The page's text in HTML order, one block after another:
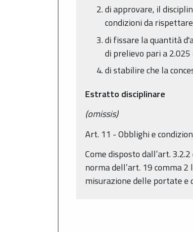
di approvare, il
condizioni da
di fissare la quantità
di prelievo pari a
di stabilire che la
Estratto disciplinare
(omissis)
Art. 11 - Obblighi e
Come disposto dall’art.
norma dell’art. 19 comma
misurazione delle portate